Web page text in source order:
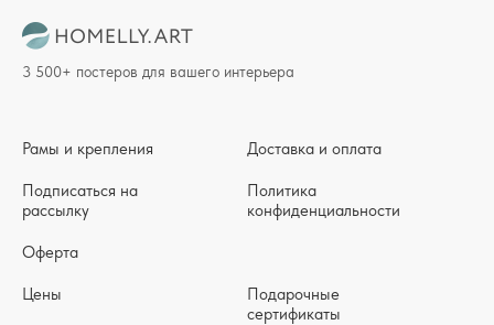
Рамы и крепления
Подписаться на
рассылку
Оферта
Доставка и оплата
Политика
конфиденциальности
Цены
Подарочные
сертификаты
3 500+ постеров для вашего интерьера